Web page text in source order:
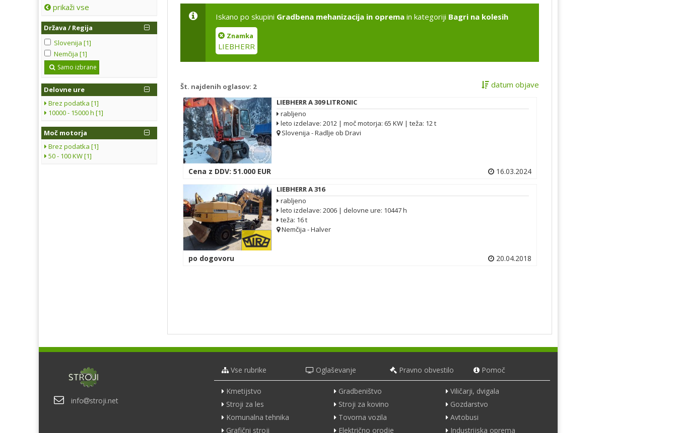
prikaži vse
Država / Regija
Slovenija [1]
Nemčija [1]
Samo izbrane
Delovne ure
Brez podatka [1]
10000 - 15000 h [1]
Moč motorja
Brez podatka [1]
50 - 100 KW [1]
Iskano po skupini Gradbena mehanizacija in oprema in kategoriji Bagri na kolesih
Znamka
LIEBHERR
Št. najdenih oglasov: 2 datum objave
LIEBHERR A 309 LITRONIC
rabljeno
leto izdelave: 2012 | moč motorja: 65 KW | teža: 12 t
Slovenija - Radlje ob Dravi
Cena z DDV: 51.000 EUR 16.03.2024
LIEBHERR A 316
rabljeno
leto izdelave: 2006 | delovne ure: 10447 h
teža: 16 t
Nemčija - Halver
po dogovoru 20.04.2018
info stroji.net
Vse rubrike Oglaševanje Pravno obvestilo Pomoč
Kmetijstvo Gradbeništvo
Viličarji, dvigala
Stroji za les
Stroji za kovino
Gozdarstvo
Komunalna tehnika
Tovorna vozila
Avtobusi
Grafični stroji
Električno orodje Industrijska oprema